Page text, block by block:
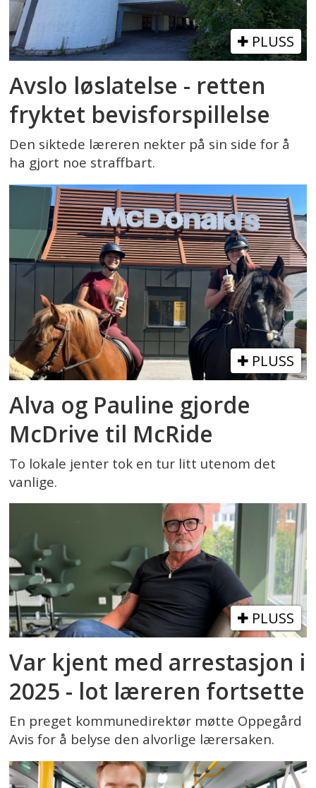
PLUSS
Avslo løslatelse - retten
fryktet bevisforspillelse
Den siktede læreren nekter på sin side for å
ha gjort noe straffbart.
PLUSS
Alva og Pauline gjorde
McDrive til McRide
To lokale jenter tok en tur litt utenom det
vanlige.
PLUSS
Var kjent med arrestasjon i
2025 - lot læreren fortsette
En preget kommunedirektør møtte Oppegård
Avis for å belyse den alvorlige lærersaken.